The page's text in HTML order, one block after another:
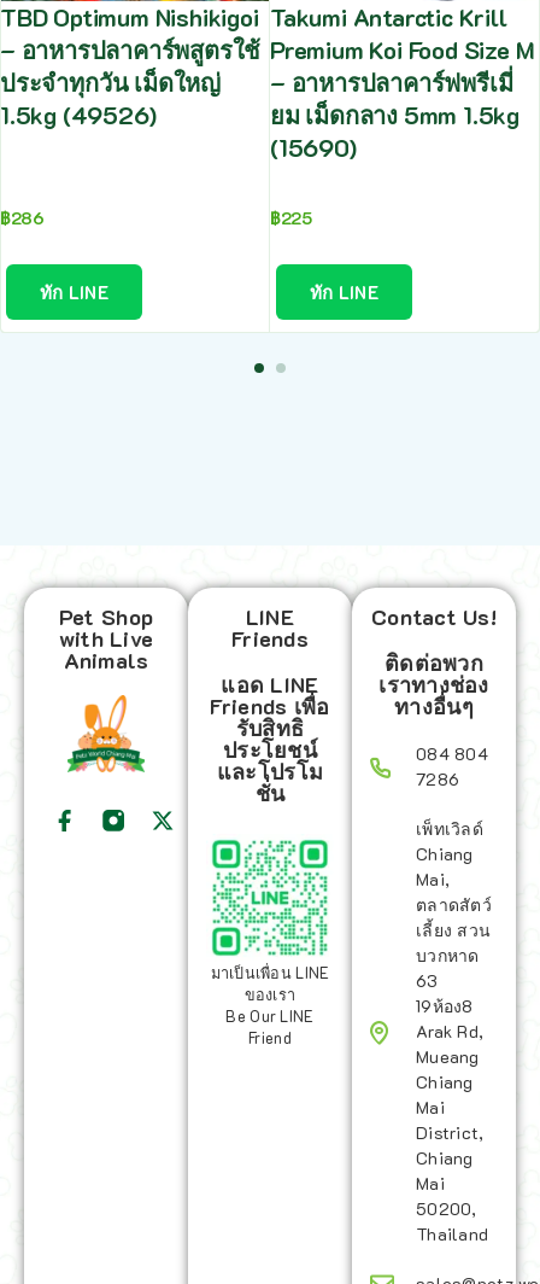
TBD Optimum Nishikigoi
– อาหารปลาคาร์พสูตรใช้
ประจำทุกวัน เม็ดใหญ่
1.5kg (49526)
฿286
ทัก LINE
Takumi Antarctic Krill
Premium Koi Food Size M
– อาหารปลาคาร์ฟพรีเมี่
ยม เม็ดกลาง 5mm 1.5kg
(15690)
฿225
ทัก LINE
Pet Shop
with Live
Animals
LINE
Friends
แอด LINE
Friends เพื่อ
รับสิทธิ
ประโยชน์
และโปรโม
ชั่น
มาเป็นเพื่อน LINE
ของเรา
Be Our LINE
Friend
Contact Us!
ติดต่อพวก
เราทางช่อง
ทางอื่นๆ
084 804
7286
เพ็ทเวิลด์
Chiang
Mai,
ตลาดสัตว์
เลี้ยง สวน
บวกหาด
63
19ห้อง8
Arak Rd,
Mueang
Chiang
Mai
District,
Chiang
Mai
50200,
Thailand